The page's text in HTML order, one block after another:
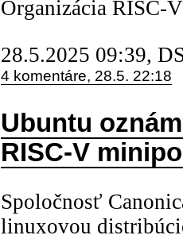
Organizácia RISC-
28.5.2025 09:39,
4 komentáre, 28.5. 22:18
Ubuntu
RISC-V
Spoločnosť
linuxovou